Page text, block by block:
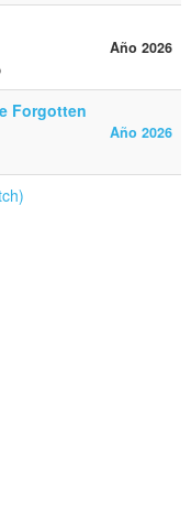
Año 2026
Forgotten
Año 2026